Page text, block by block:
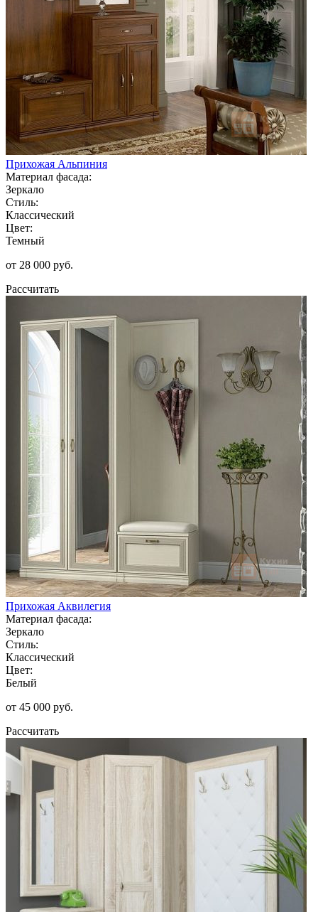
Прихожая Альпиния
Материал фасада:
Зеркало
Стиль:
Классический
Цвет:
Темный
от 28 000 руб.
Рассчитать
Прихожая Аквилегия
Материал фасада:
Зеркало
Стиль:
Классический
Цвет:
Белый
от 45 000 руб.
Рассчитать